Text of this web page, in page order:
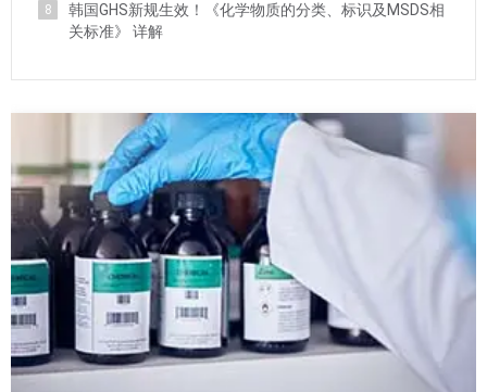
8
韩国GHS新规生效！《化学物质的分类、标识及MSDS相
关标准》 详解